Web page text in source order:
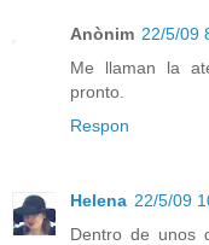
Anònim 22/5/09
Me llaman la
pronto.
Respon
Helena 22/5/09
Dentro de unos